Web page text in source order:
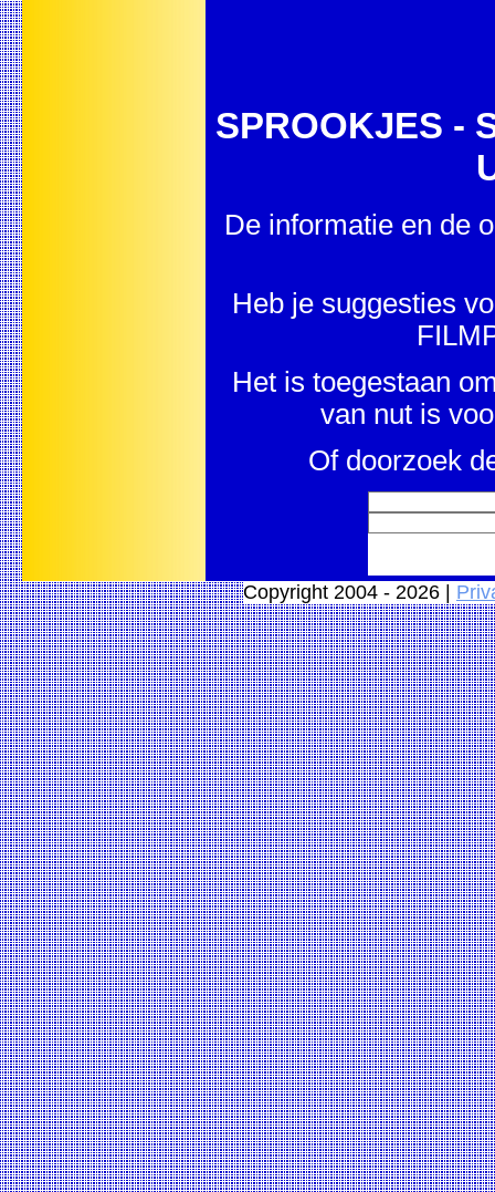
SPROOKJES -
De informatie en de
Heb je suggesties
Het is toegestaan
van nut is
Of doorzoek
Copyright 2004 - 2026 |